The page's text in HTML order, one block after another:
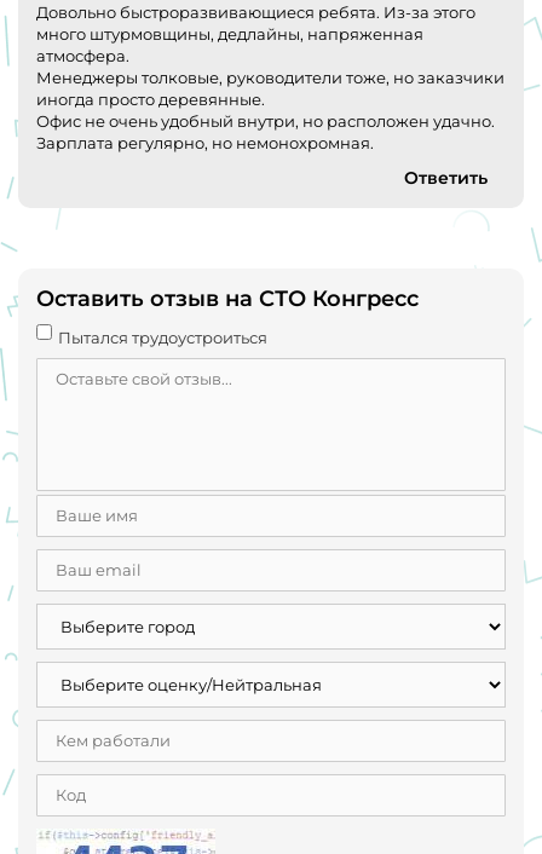
Довольно быстроразвивающиеся ребята. Из-за этого
много штурмовщины, дедлайны, напряженная
атмосфера.
Менеджеры толковые, руководители тоже, но заказчики
иногда просто деревянные.
Офис не очень удобный внутри, но расположен удачно.
Зарплата регулярно, но немонохромная.
Ответить
Оставить отзыв на СТО Конгресс
Пытался трудоустроиться